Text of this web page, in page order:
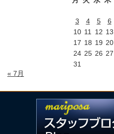
3
4 5 6
10 11 12 13
17 18 19 20
24 25 26 27
31
« 7月